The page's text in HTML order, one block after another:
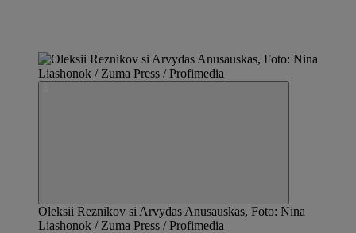
Oleksii Reznikov si Arvydas Anusauskas, Foto: Nina
Liashonok / Zuma Press / Profimedia